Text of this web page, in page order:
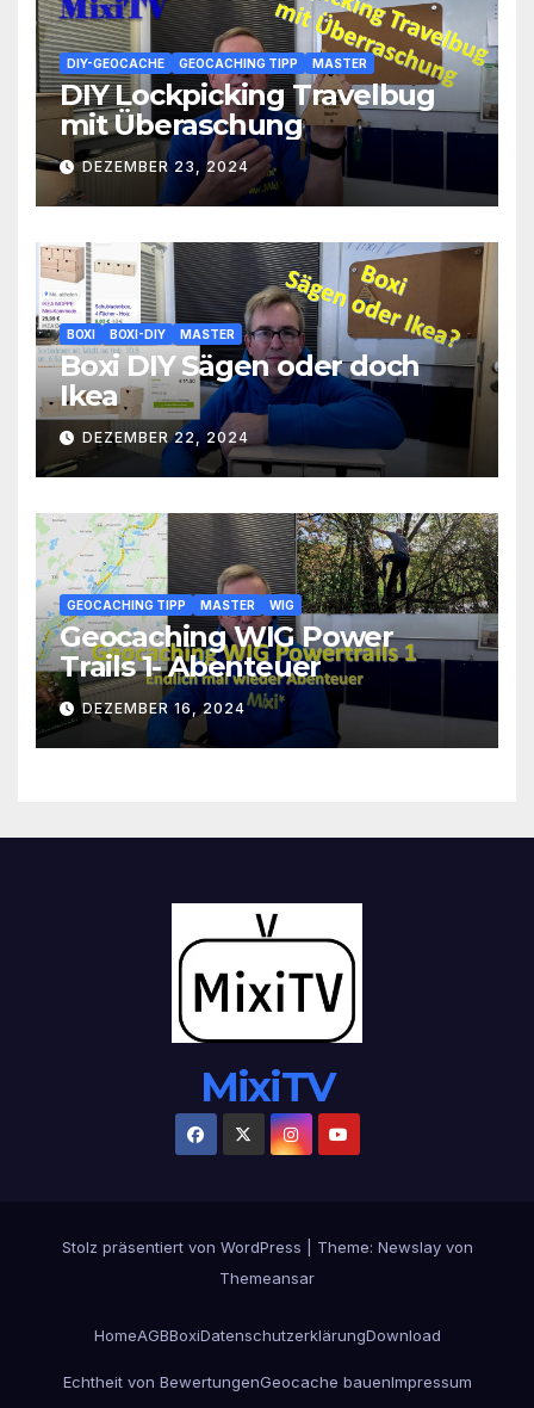
DIY-GEOCACHE GEOCACHING TIPP MASTER
DIY Lockpicking Travelbug
mit Überaschung
DEZEMBER 23, 2024
BOXI BOXI-DIY MASTER
Boxi DIY Sägen oder doch
Ikea
DEZEMBER 22, 2024
GEOCACHING TIPP MASTER WIG
Geocaching WIG Power
Trails 1- Abenteuer
DEZEMBER 16, 2024
MixiTV
Stolz präsentiert von WordPress Theme: Newslayvon
Themeansar
HomeAGBBoxiDatenschutzerklärungDownload
Echtheit von BewertungenGeocache bauenImpressum